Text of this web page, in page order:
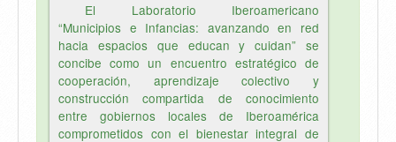
El Laboratorio Iberoamericano
“Municipios e Infancias: avanzando en red
hacia espacios que educan y cuidan” se
concibe como un encuentro estratégico de
cooperación, aprendizaje colectivo y
construcción compartida de conocimiento
entre gobiernos locales de Iberoamérica
comprometidos con el bienestar integral de